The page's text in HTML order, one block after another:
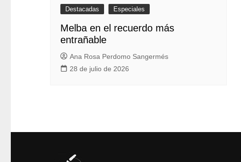
Destacadas Especiales
Melba en el recuerdo más
entrañable
Ana Rosa Perdomo Sangermés
28 de julio de 2026